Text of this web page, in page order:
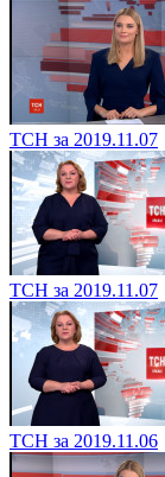
ТСН за 2019.11.07
ТСН за 2019.11.07
ТСН за 2019.11.06